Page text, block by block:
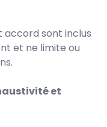
accord sont inclus
et ne limite ou
et